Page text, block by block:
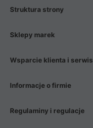
Struktura strony
Sklepy marek
Wsparcie klienta i serwis
Informacje o firmie
Regulaminy i regulacje